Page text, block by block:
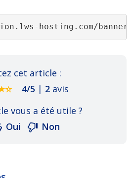
hosting.com/banners/
cet article :
4/5 | 2 avis
vous a été utile ?
Oui
Non